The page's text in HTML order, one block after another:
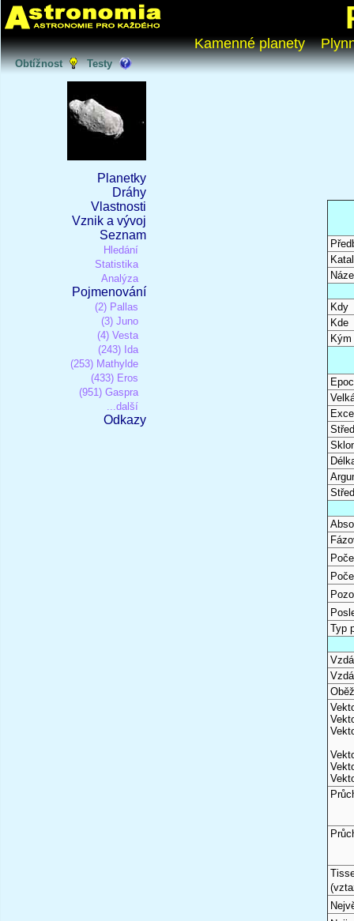
Kamenné planety
Obtížnost Testy
Planetky
Dráhy
Vlastnosti
Vznik a vývoj
Seznam
Hledání
Statistika
Analýza
Pojmenování
(2) Pallas
(3) Juno
(4) Vesta
(243) Ida
(253) Mathylde
(433) Eros
(951) Gaspra
...další
Odkazy
Kdy
Kde
Kým
Typ